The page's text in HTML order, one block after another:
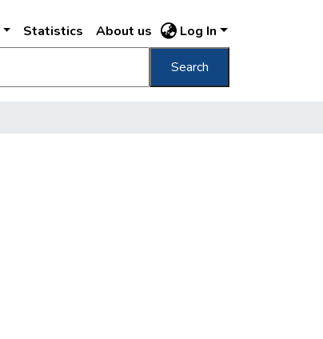
Statistics About us Log In
Search